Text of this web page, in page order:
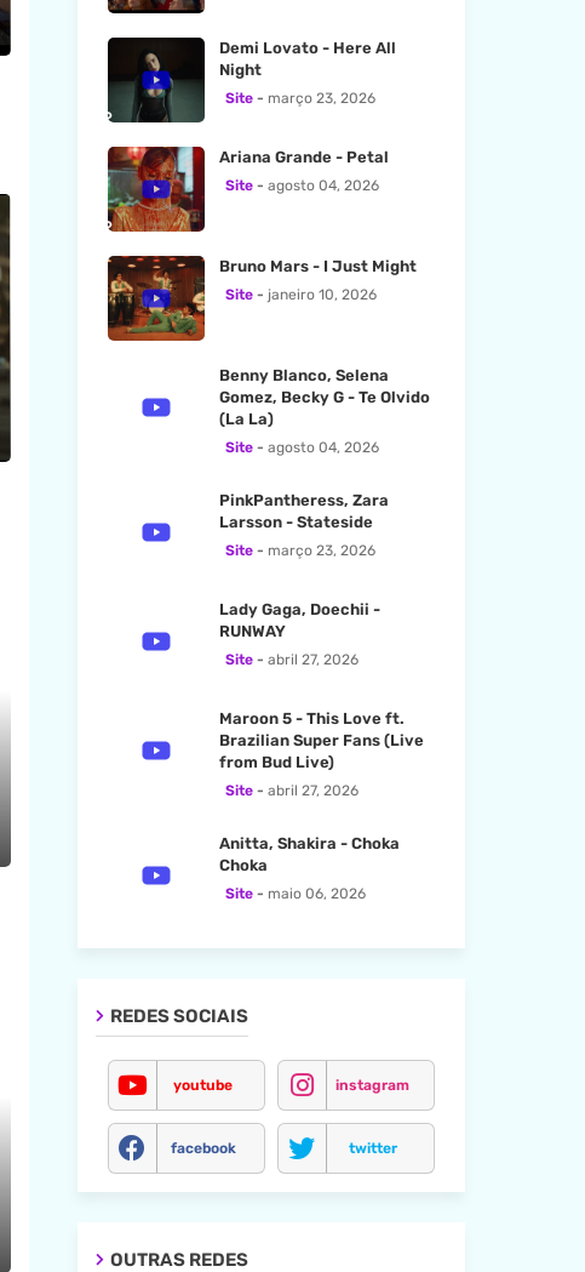
Demi Lovato - Here All
Night
Site março 23, 2026
Ariana Grande - Petal
Site agosto 04, 2026
Bruno Mars - I Just Might
Site janeiro 10, 2026
Benny Blanco, Selena
Gomez, Becky G - Te Olvido
(La La)
Site agosto 04, 2026
PinkPantheress, Zara
Larsson - Stateside
Site março 23, 2026
Lady Gaga, Doechii -
RUNWAY
Site abril 27, 2026
Maroon 5 - This Love ft.
Brazilian Super Fans (Live
from Bud Live)
Site abril 27, 2026
Anitta, Shakira - Choka
Choka
Site maio 06, 2026
REDES SOCIAIS
youtube instagram
facebook twitter
OUTRAS REDES